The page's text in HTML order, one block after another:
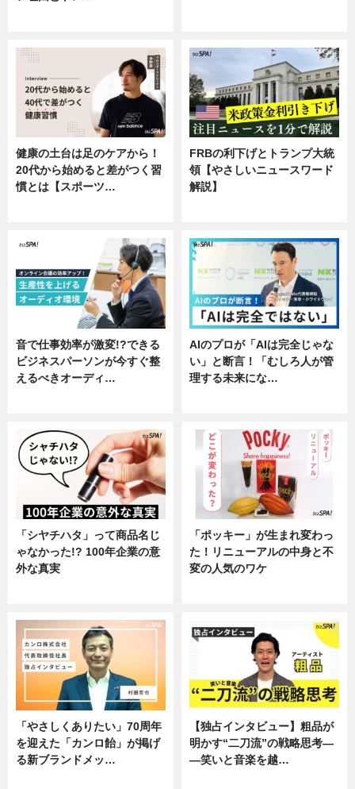
健康の土台は足のケアから！
20代から始めると差がつく習
慣とは【スポーツ…
FRBの利下げとトランプ大統
領【やさしいニュースワード
解説】
音で仕事効率が激変!?できる
ビジネスパーソンが今すぐ整
えるべきオーディ…
AIのプロが「AIは完全じゃな
い」と断言！「むしろ人が管
理する未来にな…
「シヤチハタ」って商品名じ
ゃなかった!? 100年企業の意
外な真実
「ポッキー」が生まれ変わっ
た！リニューアルの中身と不
変の人気のワケ
「やさしくありたい」70周年
を迎えた「カンロ飴」が掲げ
る新ブランドメッ…
【独占インタビュー】粗品が
明かす“二刀流”の戦略思考―
―笑いと音楽を越…